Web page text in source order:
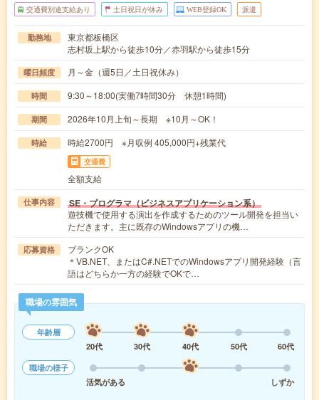
交通費別途支給あり 土日祝日が休み WEB登録OK 派遣
勤務地
東京都板橋区
志村坂上駅から徒歩10分／赤羽駅から徒歩15分
曜日頻度 月～金（週5日／土日祝休み）
時間 9:30～18:00(実働7時間30分 休憩1時間)
期間 2026年10月上旬～長期 ※10月～OK！
時給 時給2700円 ※月収例 405,000円+残業代
交通費
全額支給
仕事内容 SE・プログラマ（ビジネスアプリケーション系）
遊技機で使用する演出を作成するためのツール開発を担当い
ただきます。主に既存のWindowsアプリの機…
応募資格
ブランクOK
＊VB.NET、またはC#.NETでのWindowsアプリ開発経験（言
語はどちらか一方の経験でOKで…
職場の雰囲気
年齢層
20代
30代 40代 50代
60代
職場の様子
活気がある
しずか